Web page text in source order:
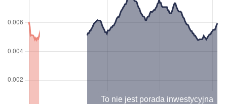
To nie jest porada inwestycyjna